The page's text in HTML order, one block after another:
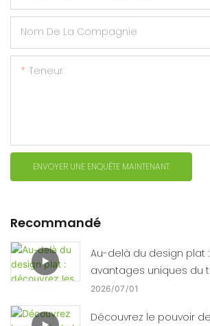
Nom De La Compagnie
Teneur
ENVOYER UNE ENQUÊTE MAINTENANT
Recommandé
Au-delà du design plat
avantages uniques du
🛠️📈
2026 07 01
Découvrez le pouvoir